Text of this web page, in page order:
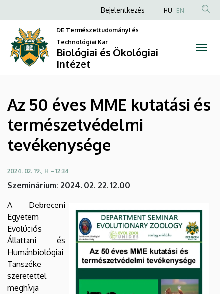
50
éves
MME
és
természetvédelmi
tevékenysége
Biológiai
és
Ökológiai
Intézet
a
tartalomra
Anonim
Felhasználói
fiók
menüje
Bejelentkezés HU EN
DE Természettudományi és
Technológiai Kar
Biológiai és Ökológiai
Intézet
Az 50 éves MME kutatási és
természetvédelmi
tevékenysége
2024. 02. 19., H – 12:34
Szeminárium: 2024. 02. 22. 12.00
A Debreceni
Egyetem
Evolúciós
Állattani és
Humánbiológiai
Tanszéke
szeretettel
meghívja